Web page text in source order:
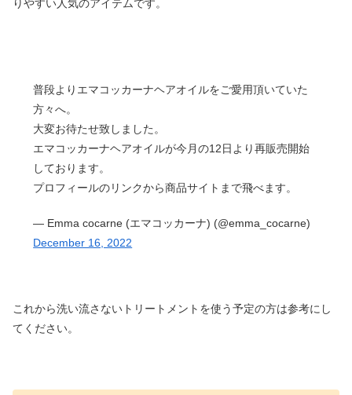
りやすい人気のアイテムです。
普段よりエマコッカーナヘアオイルをご愛用頂いていた
方々へ。
大変お待たせ致しました。
エマコッカーナヘアオイルが今月の12日より再販売開始
しております。
プロフィールのリンクから商品サイトまで飛べます。
— Emma cocarne (エマコッカーナ) (@emma_cocarne)
December 16, 2022
これから洗い流さないトリートメントを使う予定の方は参考にし
てください。